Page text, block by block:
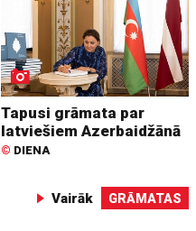
Tapusi grāmata par
latviešiem Azerbaidžānā
© DIENA
Vairāk GRĀMATAS